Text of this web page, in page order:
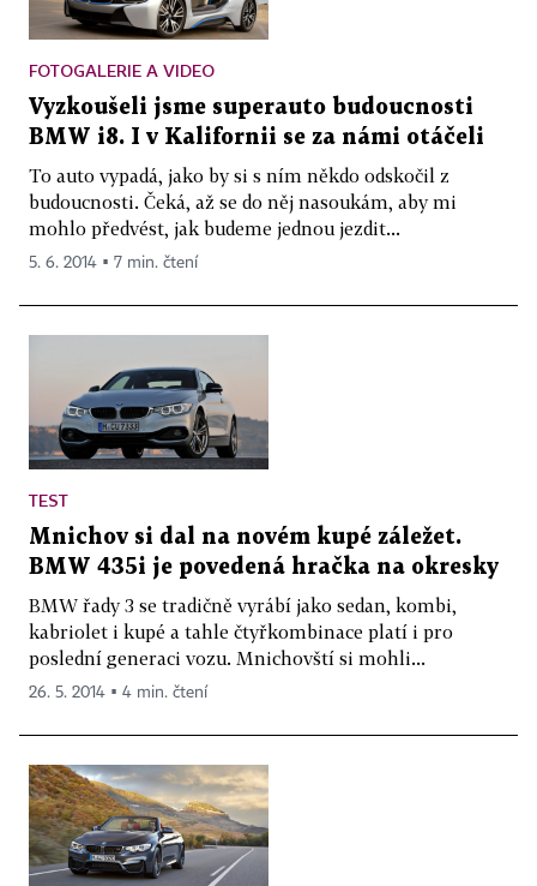
FOTOGALERIE A VIDEO
Vyzkoušeli jsme superauto budoucnosti
BMW i8. I v Kalifornii se za námi otáčeli
To auto vypadá, jako by si s ním někdo odskočil z
budoucnosti. Čeká, až se do něj nasoukám, aby mi
mohlo předvést, jak budeme jednou jezdit...
5. 6. 2014 ▪ 7 min. čtení
TEST
Mnichov si dal na novém kupé záležet.
BMW 435i je povedená hračka na okresky
BMW řady 3 se tradičně vyrábí jako sedan, kombi,
kabriolet i kupé a tahle čtyřkombinace platí i pro
poslední generaci vozu. Mnichovští si mohli...
26. 5. 2014 ▪ 4 min. čtení